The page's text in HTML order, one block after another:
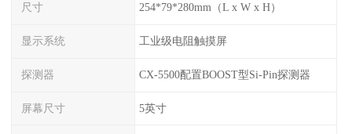
尺寸 254*79*280mm（L x W x H）
显示系统 工业级电阻触摸屏
探测器 CX-5500配置BOOST型Si-Pin探测器
屏幕尺寸 5英寸